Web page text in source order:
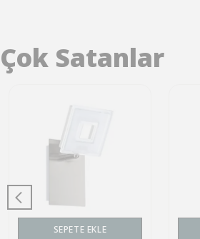
Çok Satanlar
SEPETE EKLE